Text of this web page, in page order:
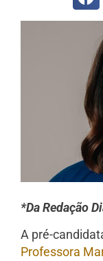
*Da Redação
A pré-
Professora